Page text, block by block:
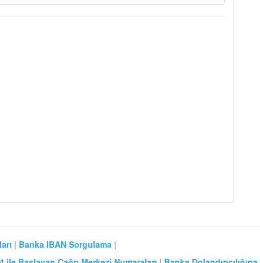
| Banka IBAN Sorgulama |